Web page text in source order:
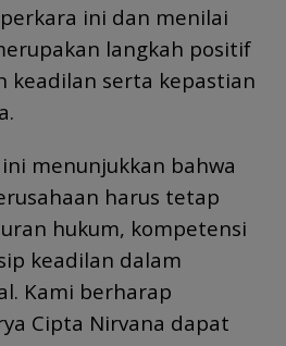
ini dan menilai
langkah positif
keadilan serta kepastian
menunjukkan bahwa
harus tetap
hukum, kompetensi
keadilan dalam
Kami berharap
Cipta Nirvana dapat